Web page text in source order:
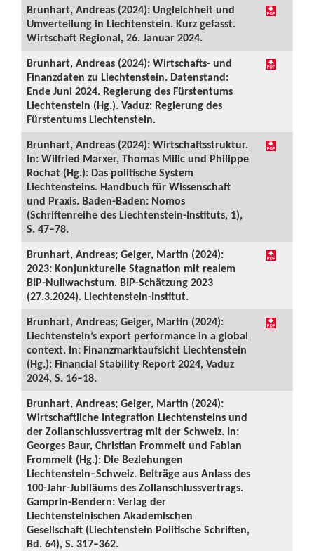
Brunhart, Andreas (2024): Ungleichheit und
Umverteilung in Liechtenstein. Kurz gefasst.
Wirtschaft Regional, 26. Januar 2024.
Brunhart, Andreas (2024): Wirtschafts- und
Finanzdaten zu Liechtenstein. Datenstand:
Ende Juni 2024. Regierung des Fürstentums
Liechtenstein (Hg.). Vaduz: Regierung des
Fürstentums Liechtenstein.
Brunhart, Andreas (2024): Wirtschaftsstruktur.
In: Wilfried Marxer, Thomas Milic und Philippe
Rochat (Hg.): Das politische System
Liechtensteins. Handbuch für Wissenschaft
und Praxis. Baden-Baden: Nomos
(Schriftenreihe des Liechtenstein-Instituts, 1),
S. 47–78.
Brunhart, Andreas; Geiger, Martin (2024):
2023: Konjunkturelle Stagnation mit realem
BIP-Nullwachstum. BIP-Schätzung 2023
(27.3.2024). Liechtenstein-Institut.
Brunhart, Andreas; Geiger, Martin (2024):
Liechtenstein’s export performance in a global
context. In: Finanzmarktaufsicht Liechtenstein
(Hg.): Financial Stability Report 2024, Vaduz
2024, S. 16–18.
Brunhart, Andreas; Geiger, Martin (2024):
Wirtschaftliche Integration Liechtensteins und
der Zollanschlussvertrag mit der Schweiz. In:
Georges Baur, Christian Frommelt und Fabian
Frommelt (Hg.): Die Beziehungen
Liechtenstein–Schweiz. Beiträge aus Anlass des
100-Jahr-Jubiläums des Zollanschlussvertrags.
Gamprin-Bendern: Verlag der
Liechtensteinischen Akademischen
Gesellschaft (Liechtenstein Politische Schriften,
Bd. 64), S. 317–362.